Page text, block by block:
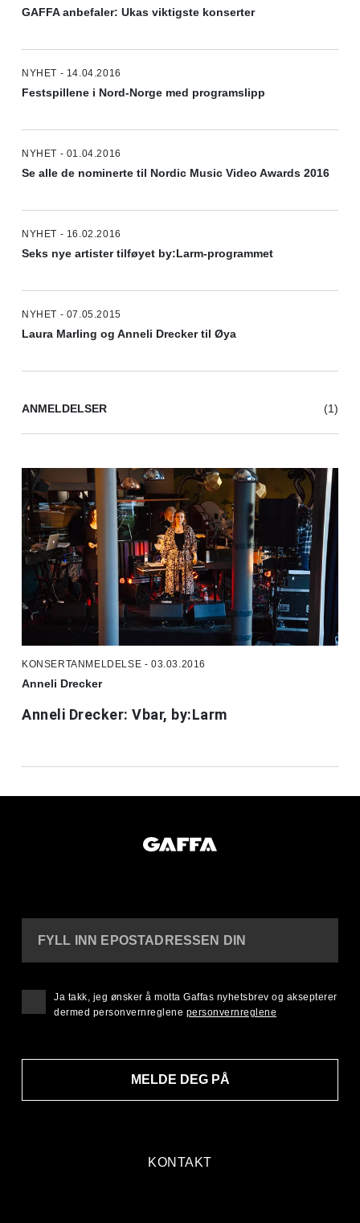
GAFFA anbefaler: Ukas viktigste konserter
NYHET - 14.04.2016
Festspillene i Nord-Norge med programslipp
NYHET - 01.04.2016
Se alle de nominerte til Nordic Music Video Awards 2016
NYHET - 16.02.2016
Seks nye artister tilføyet by:Larm-programmet
NYHET - 07.05.2015
Laura Marling og Anneli Drecker til Øya
ANMELDELSER (1)
KONSERTANMELDELSE - 03.03.2016
Anneli Drecker
Anneli Drecker: Vbar, by:Larm
KONTAKT
FYLL INN EPOSTADRESSEN DIN
MELDE DEG PÅ
Ja takk, jeg ønsker å motta Gaffas nyhetsbrev og aksepterer
dermed personvernreglene personvernreglene